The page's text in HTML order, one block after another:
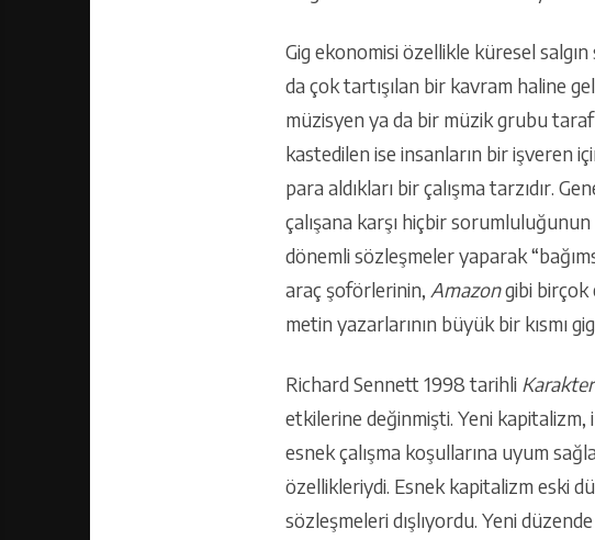
Gig ekonomisi özellikle küresel
da çok tartışılan bir kavram haline
müzisyen ya da bir müzik grubu
kastedilen ise insanların bir işveren
para aldıkları bir çalışma tarzıdır.
çalışana karşı hiçbir sorumluluğunun
dönemli sözleşmeler yaparak
araç şoförlerinin, Amazongibi birçok
metin yazarlarının büyük bir kısmı gig
Richard Sennett 1998 tarihli Karakter
etkilerine değinmişti. Yeni kapitalizm,
esnek çalışma koşullarına uyum
özellikleriydi. Esnek kapitalizm eski
sözleşmeleri dışlıyordu. Yeni